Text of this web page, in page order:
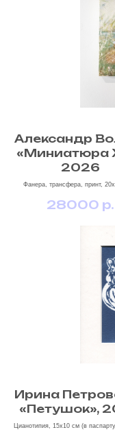
Александр
«Миниатюра
2026
Фанера, трансфера, принт,
28000 р.
Ирина
«Петушок»,
Цианотипия, 15х10 см (в